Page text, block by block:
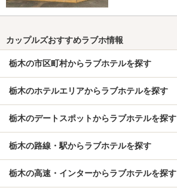
カップルズおすすめラブホ情報
栃木の市区町村からラブホテルを探す
栃木のホテルエリアからラブホテルを探す
栃木のデートスポットからラブホテルを探す
栃木の路線・駅からラブホテルを探す
栃木の高速・インターからラブホテルを探す